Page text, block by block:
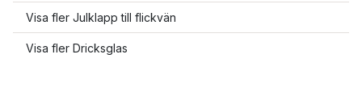
Visa fler Julklapp till flickvän
Visa fler Dricksglas